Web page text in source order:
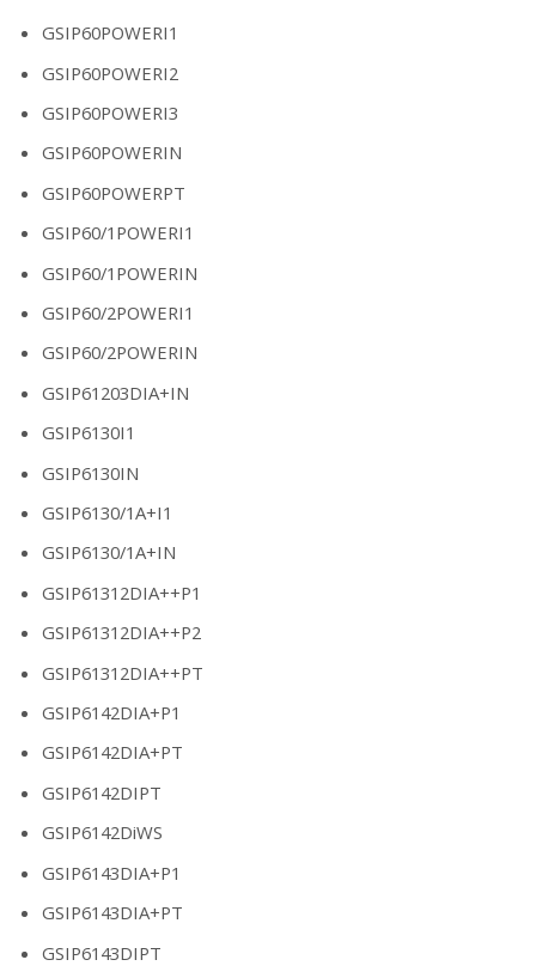
GSIP60POWERI1
GSIP60POWERI2
GSIP60POWERI3
GSIP60POWERIN
GSIP60POWERPT
GSIP60/1POWERI1
GSIP60/1POWERIN
GSIP60/2POWERI1
GSIP60/2POWERIN
GSIP61203DIA+IN
GSIP6130I1
GSIP6130IN
GSIP6130/1A+I1
GSIP6130/1A+IN
GSIP61312DIA++P1
GSIP61312DIA++P2
GSIP61312DIA++PT
GSIP6142DIA+P1
GSIP6142DIA+PT
GSIP6142DIPT
GSIP6142DiWS
GSIP6143DIA+P1
GSIP6143DIA+PT
GSIP6143DIPT